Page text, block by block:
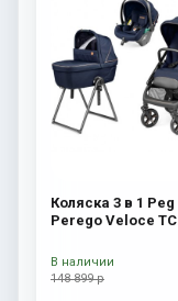
Коляска 3 в 1 Peg
Perego Veloce TC
Shine New
148 899 р
В наличии